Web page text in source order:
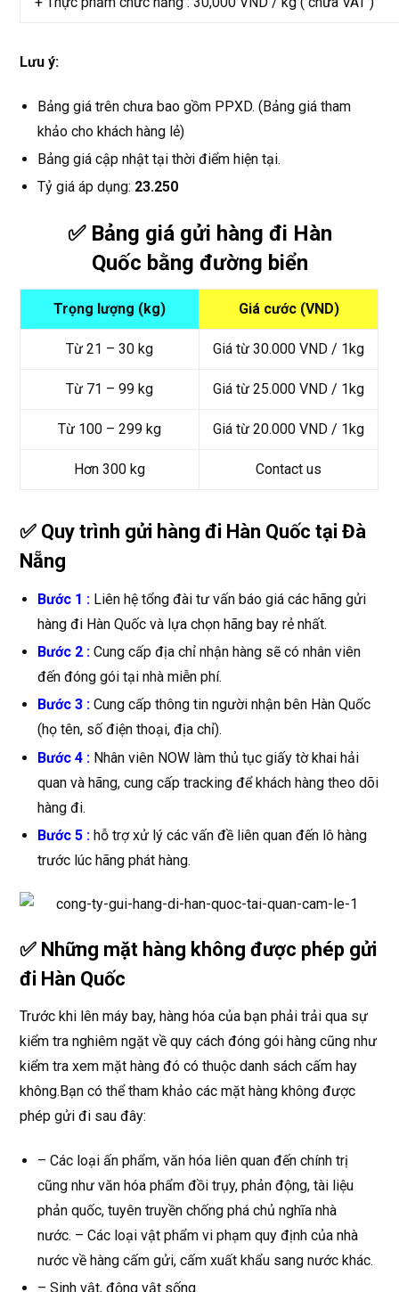
Lưu ý:
Bảng giá trên chưa bao gồm PPXD. (Bảng giá tham
khảo cho khách hàng lẻ)
Bảng giá cập nhật tại thời điểm hiện tại.
Tỷ giá áp dụng: 23.250
✅ Bảng giá gửi hàng đi Hàn
Quốc bằng đường biển
Trọng lượng (kg) Giá cước (VND)
Từ 21 – 30 kg Giá từ 30.000 VND / 1kg
Từ 71 – 99 kg Giá từ 25.000 VND / 1kg
Từ 100 – 299 kg Giá từ 20.000 VND / 1kg
Hơn 300 kg Contact us
✅ Quy trình gửi hàng đi Hàn Quốc tại Đà
Nẵng
Bước 1 : Liên hệ tổng đài tư vấn báo giá các hãng gửi
hàng đi Hàn Quốc và lựa chọn hãng bay rẻ nhất.
Bước 2 : Cung cấp địa chỉ nhận hàng sẽ có nhân viên
đến đóng gói tại nhà miễn phí.
Bước 3 : Cung cấp thông tin người nhận bên Hàn Quốc
(họ tên, số điện thoại, địa chỉ).
Bước 4 : Nhân viên NOW làm thủ tục giấy tờ khai hải
quan và hãng, cung cấp tracking để khách hàng theo dõi
hàng đi.
Bước 5 : hỗ trợ xử lý các vấn đề liên quan đến lô hàng
trước lúc hãng phát hàng.
✅ Những mặt hàng không được phép gửi
đi Hàn Quốc
Trước khi lên máy bay, hàng hóa của bạn phải trải qua sự
kiểm tra nghiêm ngặt về quy cách đóng gói hàng cũng như
kiểm tra xem mặt hàng đó có thuộc danh sách cấm hay
không.Bạn có thể tham khảo các mặt hàng không được
phép gửi đi sau đây:
– Các loại ấn phẩm, văn hóa liên quan đến chính trị
cũng như văn hóa phẩm đồi trụy, phản động, tài liệu
phản quốc, tuyên truyền chống phá chủ nghĩa nhà
nước. – Các loại vật phẩm vi phạm quy định của nhà
nước về hàng cấm gửi, cấm xuất khẩu sang nước khác.
– Sinh vật, động vật sống.